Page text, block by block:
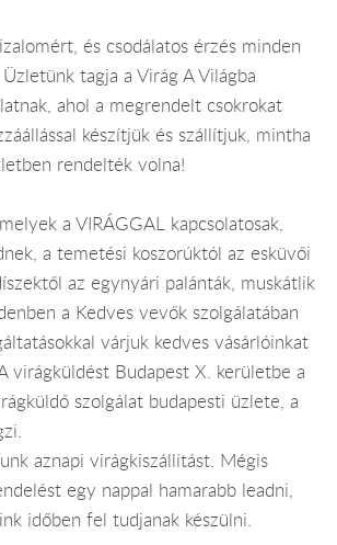
és csodálatos érzés minden
tagja a Virág A Világba
ahol a megrendelt csokrokat
készítjük és szállítjuk, mintha
rendelték volna!
a VIRÁGGAL kapcsolatosak,
a temetési koszorúktól az esküvői
az egynyári palánták, muskátlik
a Kedves vevők szolgálatában
várjuk kedves vásárlóinkat
virágküldést Budapest X. kerületbe a
szolgálat budapesti üzlete, a
aznapi virágkiszállítást. Mégis
egy nappal hamarabb leadni,
időben fel tudjanak készülni.